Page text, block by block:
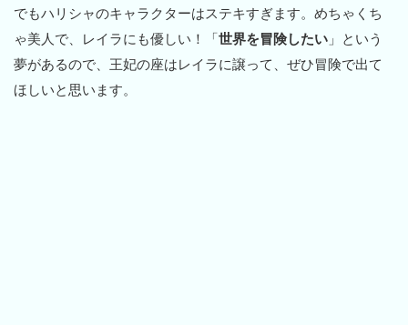
でもハリシャのキャラクターはステキすぎます。めちゃくち
ゃ美人で、レイラにも優しい！「世界を冒険したい 」という
夢があるので、王妃の座はレイラに譲って、ぜひ冒険で出て
ほしいと思います。